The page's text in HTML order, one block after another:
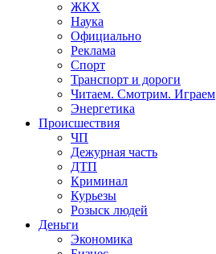
ЖКХ
Наука
Официально
Реклама
Спорт
Транспорт и дороги
Читаем. Смотрим. Играем
Энергетика
Происшествия
ЧП
Дежурная часть
ДТП
Криминал
Курьезы
Розыск людей
Деньги
Экономика